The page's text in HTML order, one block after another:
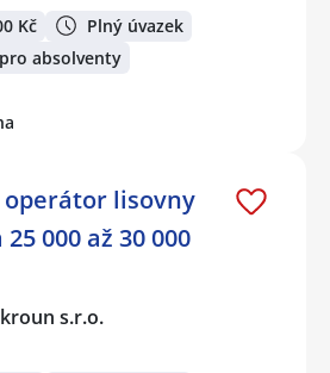
Kč
Plný úvazek
absolventy
lisovny
000 až 30 000
s.r.o.